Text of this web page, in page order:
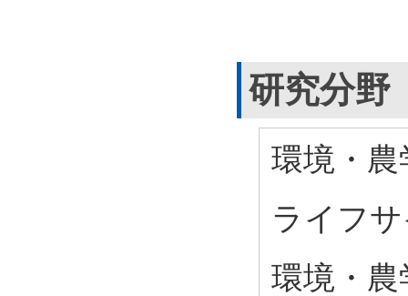
研究分野
環境・
ライフ
環境・